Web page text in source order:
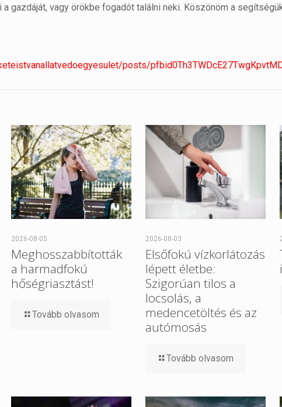
gazdáját, vagy örökbe fogadót találni neki. Köszönöm a
posts/
2026-08-05
Meghosszabbították
a harmadfokú
hőségriasztást!
Tovább olvasom
2026-08-03
Elsőfokú vízkorlátozás
lépett életbe:
Szigorúan tilos a
locsolás, a
medencetöltés és az
autómosás
Tovább olvasom